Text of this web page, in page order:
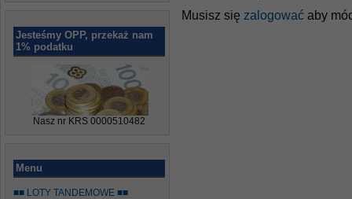
Jesteśmy OPP, przekaż nam
1% podatku
Nasz nr KRS 0000510482
Menu
■■ LOTY TANDEMOWE ■■
Musisz się zalogować aby